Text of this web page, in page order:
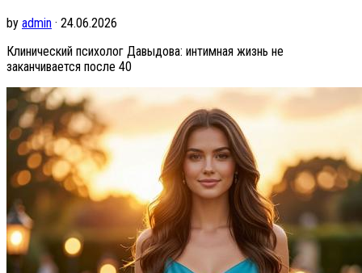
by admin · 24.06.2026
Клинический психолог Давыдова: интимная жизнь не
заканчивается после 40